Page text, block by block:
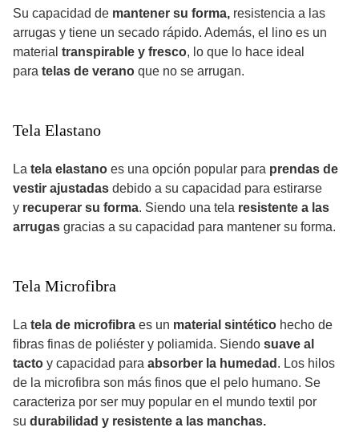
Su capacidad de mantener su forma, resistencia a las
arrugas y tiene un secado rápido. Además, el lino es un
material transpirable y fresco, lo que lo hace ideal
para telas de verano que no se arrugan.
Tela Elastano
La tela elastano es una opción popular para prendas de
vestir ajustadas debido a su capacidad para estirarse
y recuperar su forma. Siendo una tela resistente a las
arrugas gracias a su capacidad para mantener su forma.
Tela Microfibra
La tela de microfibra es un material sintético hecho de
fibras finas de poliéster y poliamida. Siendo suave al
tacto y capacidad para absorber la humedad . Los hilos
de la microfibra son más finos que el pelo humano. Se
caracteriza por ser muy popular en el mundo textil por
su durabilidad y resistente a las manchas.